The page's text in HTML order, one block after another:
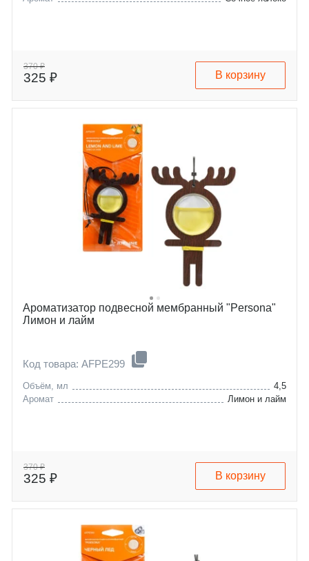
370 ₽
325 ₽ В корзину
Ароматизатор подвесной мембранный "Persona"
Лимон и лайм
Код товара: AFPE299
Объём, мл
4,5
Аромат
Лимон и лайм
370 ₽
325 ₽ В корзину